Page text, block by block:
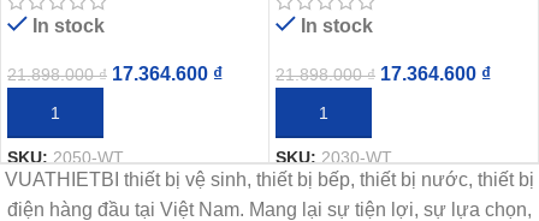
In stock
21.898.000₫ 17.364.600 ₫
THÊM VÀO GIỎ HÀNG
SKU:2050-WT
In stock
21.898.000₫ 17.364.600 ₫
THÊM VÀO GIỎ HÀNG
SKU:2030-WT
VUATHIETBI thiết bị vệ sinh, thiết bị bếp, thiết bị nước, thiết bị
điện hàng đầu tại Việt Nam. Mang lại sự tiện lợi, sự lựa chọn,